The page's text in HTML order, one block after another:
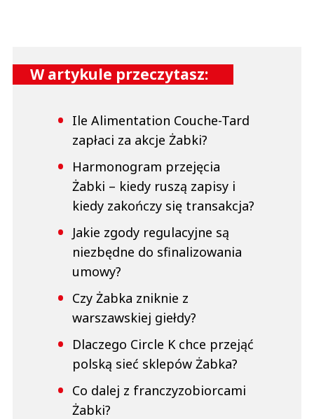
W artykule przeczytasz:
Ile Alimentation Couche-Tard
zapłaci za akcje Żabki?
Harmonogram przejęcia
Żabki – kiedy ruszą zapisy i
kiedy zakończy się transakcja?
Jakie zgody regulacyjne są
niezbędne do sfinalizowania
umowy?
Czy Żabka zniknie z
warszawskiej giełdy?
Dlaczego Circle K chce przejąć
polską sieć sklepów Żabka?
Co dalej z franczyzobiorcami
Żabki?